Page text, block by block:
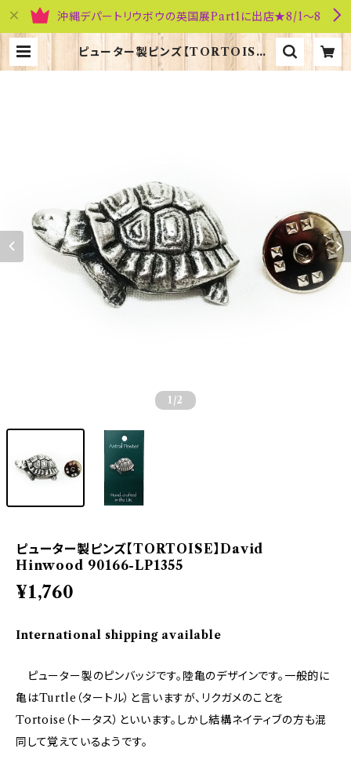
沖縄デパートリウボウの英国展Part1に出店★8/1～8
ピューター製ピンズ【TORTOISE】
David Hinwood 90166-LP135
1 /2
ピューター製ピンズ【TORTOISE】David
Hinwood 90166-LP1355
¥1,760
International shipping available
ピューター製のピンバッジです。陸亀のデザインです。一般的に
亀はTurtle（タートル）と言いますが、リクガメのことを
Tortoise（トータス）といいます。しかし結構ネイティブの方も混
同して覚えているようです。